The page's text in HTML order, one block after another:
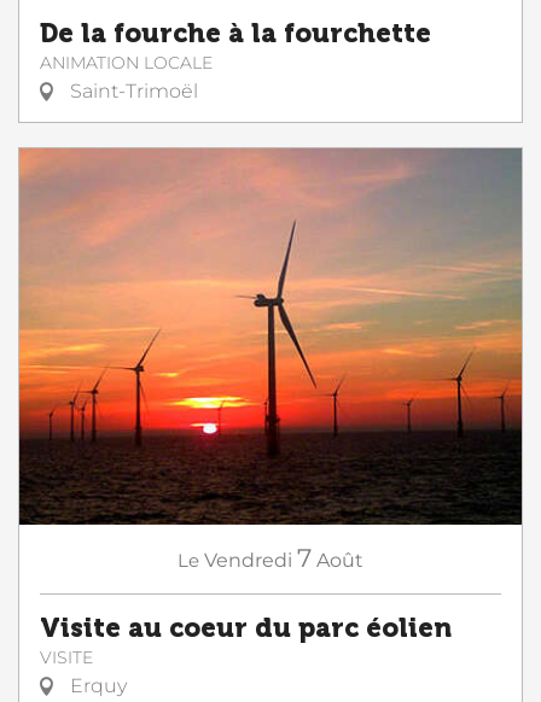
De la fourche à la fourchette
ANIMATION LOCALE
Saint-Trimoël
Le Vendredi 7 Août
Visite au coeur du parc éolien
VISITE
Erquy